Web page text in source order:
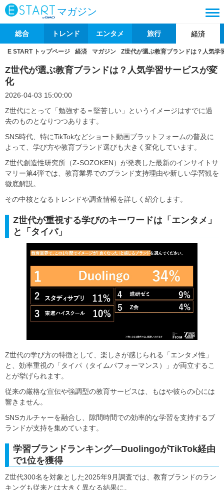
マガジン
総合 トレンド エンタメ 旅行 経済
E START トップページ 経済 マガジン Z世代が選ぶ教育ブランドは？人気学
Z世代が選ぶ教育ブランドは？人気学習サービスが変
化
2026-04-03 15:00:00
Z世代にとって「勉強する＝堅苦しい」というイメージはすでに過
去のものとなりつつあります。
SNS時代、特にTikTokなどショート動画プラットフォームの普及に
よって、学び方や教育ブランド選びも大きく変化しています。
Z世代創造性研究所（Z-SOZOKEN）が発表した最新のインサイトサ
マリー第4弾では、教育業界でのブランド支持理由や新しい学習観を
徹底解説。
その中核となるトレンドや調査情報を詳しく紹介します。
Z世代が重視する学びのキーワードは「エンタメ」
と「タイパ」
Z世代の学び方の特徴として、楽しさが感じられる「エンタメ性」
と、効率重視の「タイパ（タイムパフォーマンス）」が両立するこ
とが挙げられます。
従来の厳格な宣伝や強調型の教育サービスは、もはや彼らの心には
響きません。
SNSカルチャーを融合し、隙間時間での効率的な学習を支持するブ
ランドが支持を集めています。
学習ブランドランキング—DuolingoがTikTok経由
で1位を獲得
Z世代300名を対象とした2025年9月調査では、教育ブランドのラン
キングも従来とは大きく異なる結果に。